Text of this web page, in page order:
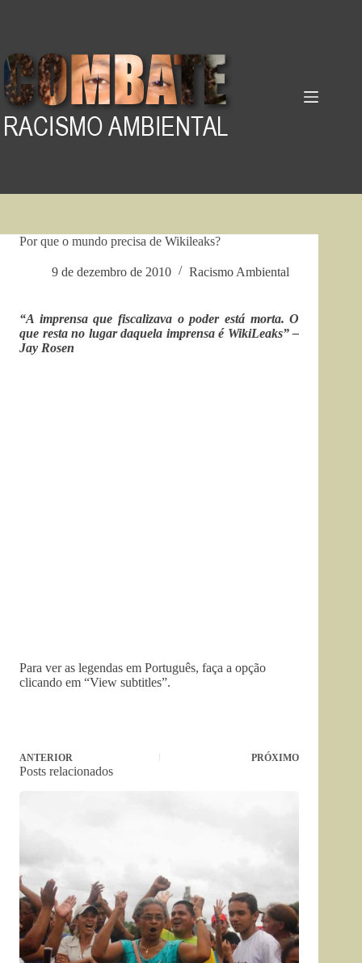
Por que o mundo precisa de Wikileaks?
9 de dezembro de 2010 Racismo Ambiental
“A imprensa que fiscalizava o poder está morta. O
que resta no lugar daquela imprensa é WikiLeaks” –
Jay Rosen
Para ver as legendas em Português, faça a opção
clicando em “View subtitles”.
ANTERIOR PRÓXIMO
Posts relacionados